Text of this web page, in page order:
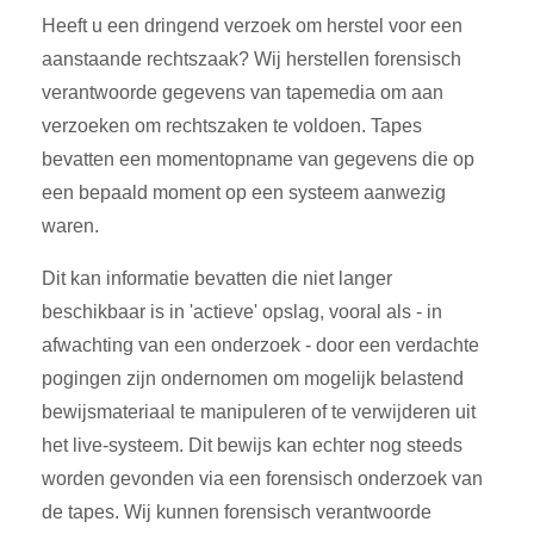
Heeft u een dringend verzoek om herstel voor een
aanstaande rechtszaak? Wij herstellen forensisch
verantwoorde gegevens van tapemedia om aan
verzoeken om rechtszaken te voldoen. Tapes
bevatten een momentopname van gegevens die op
een bepaald moment op een systeem aanwezig
waren.
Dit kan informatie bevatten die niet langer
beschikbaar is in 'actieve' opslag, vooral als - in
afwachting van een onderzoek - door een verdachte
pogingen zijn ondernomen om mogelijk belastend
bewijsmateriaal te manipuleren of te verwijderen uit
het live-systeem. Dit bewijs kan echter nog steeds
worden gevonden via een forensisch onderzoek van
de tapes. Wij kunnen forensisch verantwoorde